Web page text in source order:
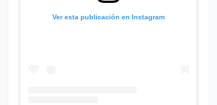
Ver esta publicación en Instagram